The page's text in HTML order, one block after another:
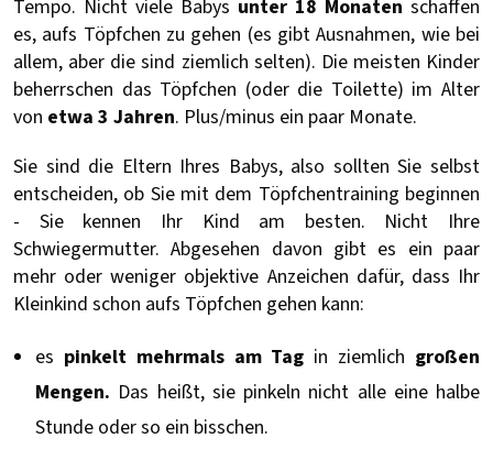
Tempo. Nicht viele Babys unter 18 Monaten schaffen
es, aufs Töpfchen zu gehen (es gibt Ausnahmen, wie bei
allem, aber die sind ziemlich selten). Die meisten Kinder
beherrschen das Töpfchen (oder die Toilette) im Alter
von etwa 3 Jahren. Plus/minus ein paar Monate.
Sie sind die Eltern Ihres Babys, also sollten Sie selbst
entscheiden, ob Sie mit dem Töpfchentraining beginnen
- Sie kennen Ihr Kind am besten. Nicht Ihre
Schwiegermutter. Abgesehen davon gibt es ein paar
mehr oder weniger objektive Anzeichen dafür, dass Ihr
Kleinkind schon aufs Töpfchen gehen kann:
es pinkelt mehrmals am Tag in ziemlich großen
Mengen. Das heißt, sie pinkeln nicht alle eine halbe
Stunde oder so ein bisschen.